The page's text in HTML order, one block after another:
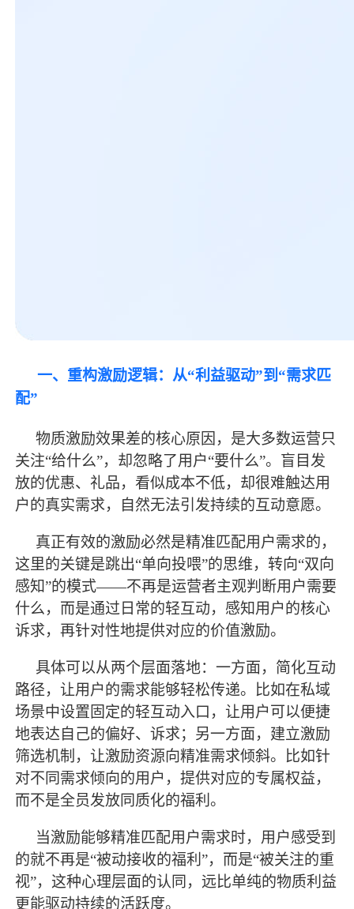
一、重构激励逻辑：从“利益驱动”到“需求匹
配”
物质激励效果差的核心原因，是大多数运营只
关注“给什么”，却忽略了用户“要什么”。盲目发
放的优惠、礼品，看似成本不低，却很难触达用
户的真实需求，自然无法引发持续的互动意愿。
真正有效的激励必然是精准匹配用户需求的，
这里的关键是跳出“单向投喂”的思维，转向“双向
感知”的模式——不再是运营者主观判断用户需要
什么，而是通过日常的轻互动，感知用户的核心
诉求，再针对性地提供对应的价值激励。
具体可以从两个层面落地：一方面，简化互动
路径，让用户的需求能够轻松传递。比如在私域
场景中设置固定的轻互动入口，让用户可以便捷
地表达自己的偏好、诉求；另一方面，建立激励
筛选机制，让激励资源向精准需求倾斜。比如针
对不同需求倾向的用户，提供对应的专属权益，
而不是全员发放同质化的福利。
当激励能够精准匹配用户需求时，用户感受到
的就不再是“被动接收的福利”，而是“被关注的重
视”，这种心理层面的认同，远比单纯的物质利益
更能驱动持续的活跃度。